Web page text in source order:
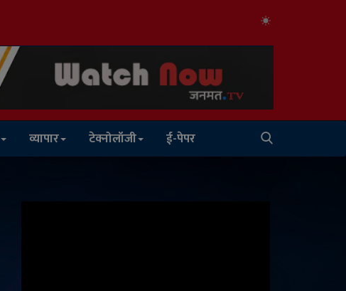
व्यापार टेक्नोलॉजी ई-पेपर